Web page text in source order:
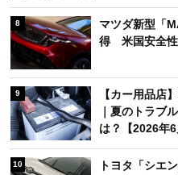
8
マツダ新型「
得 米国安全性
9
【カー用品店
｜夏のトラブ
は？【2026年6
10
トヨタ「シエ